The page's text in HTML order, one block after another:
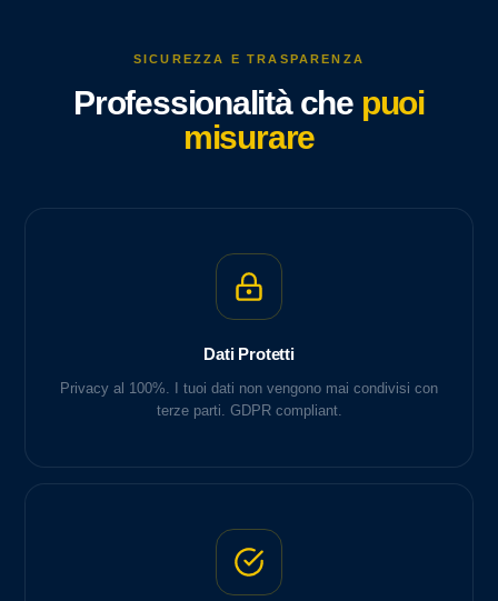
SICUREZZA E TRASPARENZA
Professionalità che puoi
misurare
Dati Protetti
Privacy al 100%. I tuoi dati non vengono mai condivisi con
terze parti. GDPR compliant.